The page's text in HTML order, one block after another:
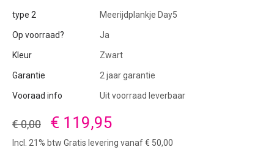
type 2 Meerijdplankje Day5
Op voorraad? Ja
Kleur Zwart
Garantie 2 jaar garantie
Vooraad info Uit voorraad leverbaar
€ 0,00 € 119,95
Incl. 21% btw Gratis levering vanaf € 50,00